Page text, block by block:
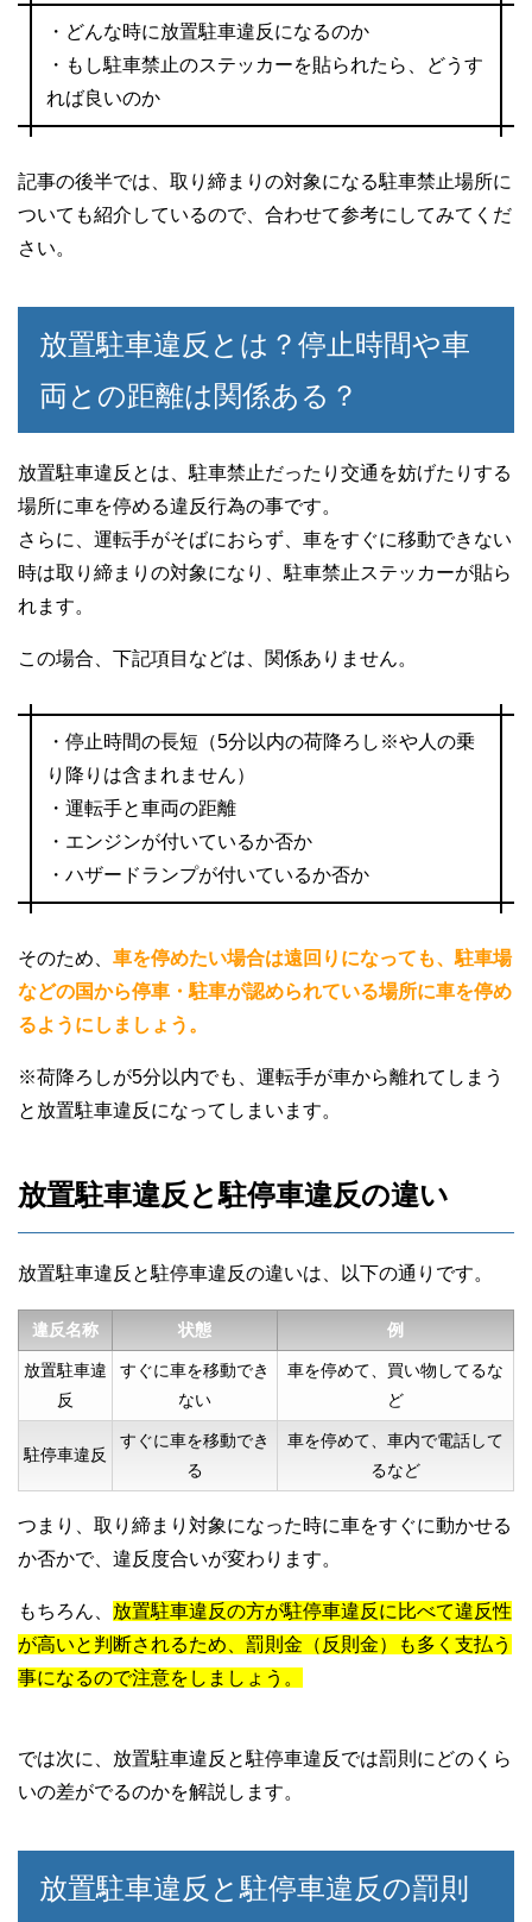
・どんな時に放置駐車違反になるのか
・もし駐車禁止のステッカーを貼られたら、どうす
れば良いのか
記事の後半では、取り締まりの対象になる駐車禁止場所に
ついても紹介しているので、合わせて参考にしてみてくだ
さい。
放置駐車違反とは？停止時間や車
両との距離は関係ある？
放置駐車違反とは、駐車禁止だったり交通を妨げたりする
場所に車を停める違反行為の事です。
さらに、運転手がそばにおらず、車をすぐに移動できない
時は取り締まりの対象になり、駐車禁止ステッカーが貼ら
れます。
この場合、下記項目などは、関係ありません。
・停止時間の長短（5分以内の荷降ろし※や人の乗
り降りは含まれません）
・運転手と車両の距離
・エンジンが付いているか否か
・ハザードランプが付いているか否か
そのため、 車を停めたい場合は遠回りになっても、駐車場
などの国から停車・駐車が認められている場所に車を停め
るようにしましょう。
※荷降ろしが5分以内でも、運転手が車から離れてしまう
と放置駐車違反になってしまいます。
放置駐車違反と駐停車違反の違い
放置駐車違反と駐停車違反の違いは、以下の通りです。
違反名称 状態 例
放置駐車違
反
すぐに車を移動でき
ない
車を停めて、買い物してるな
ど
駐停車違反
すぐに車を移動でき
る
車を停めて、車内で電話して
るなど
つまり、取り締まり対象になった時に車をすぐに動かせる
か否かで、違反度合いが変わります。
もちろん、 放置駐車違反の方が駐停車違反に比べて違反性
が高いと判断されるため、罰則金（反則金）も多く支払う
事になるので注意をしましょう。
では次に、放置駐車違反と駐停車違反では罰則にどのくら
いの差がでるのかを解説します。
放置駐車違反と駐停車違反の罰則